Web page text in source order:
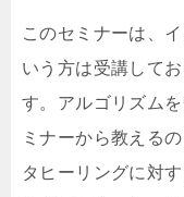
このセミナーは、
いう方は受講して
す。アルゴリズム
ミナーから教える
タヒーリングに対